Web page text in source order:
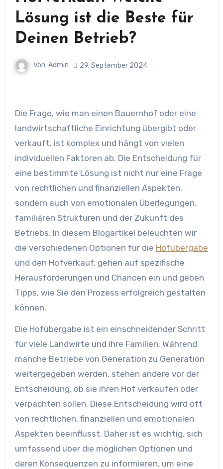
Lösung ist die Beste für
Deinen Betrieb?
Von Admin 29. September 2024
Die Frage, wie man einen Bauernhof oder eine
landwirtschaftliche Einrichtung übergibt oder
verkauft, ist komplex und hängt von vielen
individuellen Faktoren ab. Die Entscheidung für
eine bestimmte Lösung ist nicht nur eine Frage
von rechtlichen und finanziellen Aspekten,
sondern auch von emotionalen Überlegungen,
familiären Strukturen und der Zukunft des
Betriebs. In diesem Blogartikel beleuchten wir
die verschiedenen Optionen für die Hofübergabe
und den Hofverkauf, gehen auf spezifische
Herausforderungen und Chancen ein und geben
Tipps, wie Sie den Prozess erfolgreich gestalten
können.
Die Hofübergabe ist ein einschneidender Schritt
für viele Landwirte und ihre Familien. Während
manche Betriebe von Generation zu Generation
weitergegeben werden, stehen andere vor der
Entscheidung, ob sie ihren Hof verkaufen oder
verpachten sollen. Diese Entscheidung wird oft
von rechtlichen, finanziellen und emotionalen
Aspekten beeinflusst. Daher ist es wichtig, sich
umfassend über die möglichen Optionen und
deren Konsequenzen zu informieren, um eine